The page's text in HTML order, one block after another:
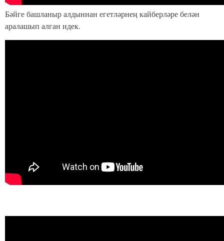
Бәйге башланыр алдыннан егетләрнең кайберләре белән
аралашып алган идек.